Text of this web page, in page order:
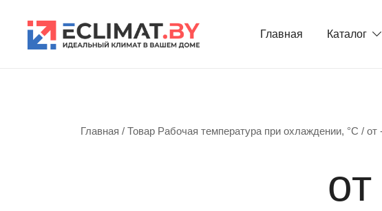
содержимому
Главная Каталог
Главная / Товар Рабочая температура при охлаждении, °C / от